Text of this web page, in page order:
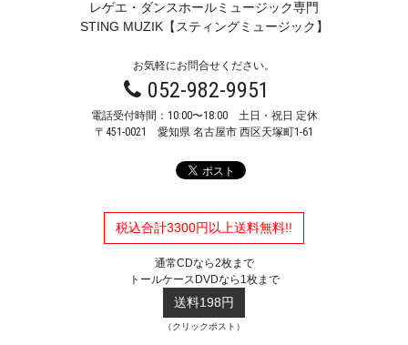
レゲエ・ダンスホールミュージック専門
STING MUZIK【スティングミュージック】
お気軽にお問合せください。
052-982-9951
電話受付時間：10:00〜18:00 土日・祝日 定休
〒451-0021 愛知県 名古屋市 西区天塚町1-61
税込合計3300円以上送料無料!!
通常CDなら2枚まで
トールケースDVDなら1枚まで
送料198円
（クリックポスト）